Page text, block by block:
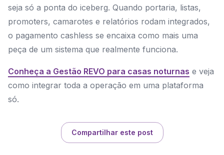
seja só a ponta do iceberg. Quando portaria, listas,
promoters, camarotes e relatórios rodam integrados,
o pagamento cashless se encaixa como mais uma
peça de um sistema que realmente funciona.
Conheça a Gestão REVO para casas noturnas e veja
como integrar toda a operação em uma plataforma
só.
Compartilhar este post